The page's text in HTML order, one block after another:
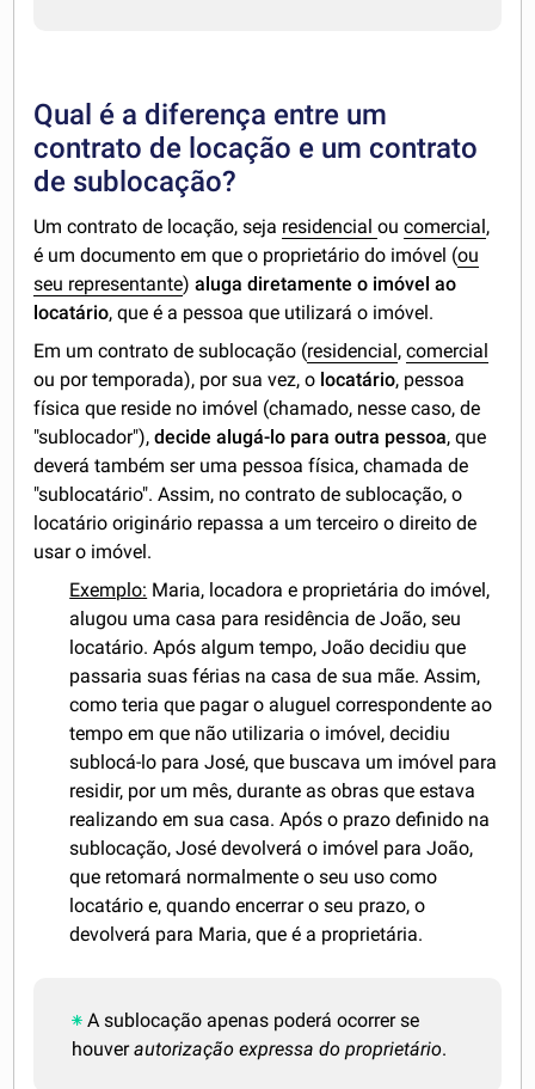
Qual é a diferença entre um
contrato de locação e um contrato
de sublocação?
Um contrato de locação, seja residencialoucomercial,
é um documento em que o proprietário do imóvel (ou
seu representante)aluga diretamente o imóvel ao
locatário, que é a pessoa que utilizará o imóvel.
Em um contrato de sublocação (residencial,comercial
ou por temporada), por sua vez, o locatário, pessoa
física que reside no imóvel (chamado, nesse caso, de
"sublocador"),decide alugá-lo para outra pessoa, que
deverá também ser uma pessoa física, chamada de
"sublocatário". Assim, no contrato de sublocação, o
locatário originário repassa a um terceiro o direito de
usar o imóvel.
Exemplo: Maria, locadora e proprietária do imóvel,
alugou uma casa para residência de João, seu
locatário. Após algum tempo, João decidiu que
passaria suas férias na casa de sua mãe. Assim,
como teria que pagar o aluguel correspondente ao
tempo em que não utilizaria o imóvel, decidiu
sublocá-lo para José, que buscava um imóvel para
residir, por um mês, durante as obras que estava
realizando em sua casa. Após o prazo definido na
sublocação, José devolverá o imóvel para João,
que retomará normalmente o seu uso como
locatário e, quando encerrar o seu prazo, o
devolverá para Maria, que é a proprietária.
A sublocação apenas poderá ocorrer se
houverautorização expressa do proprietário.